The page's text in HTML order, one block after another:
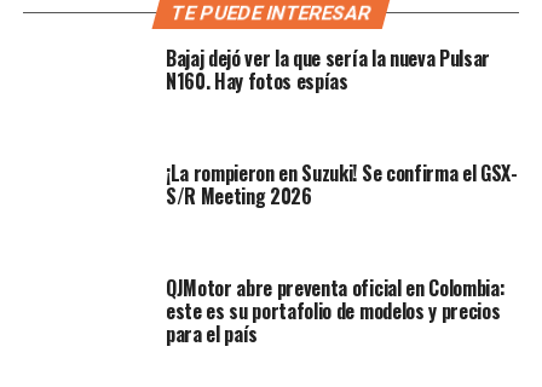
zonas verdes y actividades paralelas. Todo esto
permitirá vivir el motociclismo como una forma de
expresión artística y urbana. Esta exhibición se suma a
otras propuestas del festival, que buscan brindar
¿Dónde será el evento?
desarrollo de actividades masivas. Las autoridades del
evento recomiendan a los asistentes llegar temprano.
También sugieren usar ropa cómoda, llevar hidratación
TE PUEDE INTERESAR
Bajaj dejó ver la que sería la nueva Pulsar
N160. Hay fotos espías
¡La rompieron en Suzuki! Se confirma el GSX-
S/R Meeting 2026
QJMotor abre preventa oficial en Colombia:
este es su portafolio de modelos y precios
para el país